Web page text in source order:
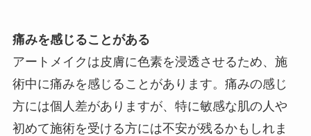
痛みを感じることがある
アートメイクは皮膚に色素を浸透させるため、施
術中に痛みを感じることがあります。痛みの感じ
方には個人差がありますが、特に敏感な肌の人や
初めて施術を受ける方には不安が残るかもしれま